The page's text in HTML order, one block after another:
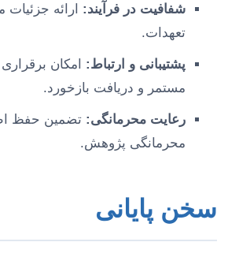
شفافیت در فرآیند: ارائه
تعهدات.
پشتیبانی و ارتباط: امکان
مستمر و دریافت بازخورد.
رعایت محرمانگی: تضمین حفظ
محرمانگی پژوهش.
سخن پایانی